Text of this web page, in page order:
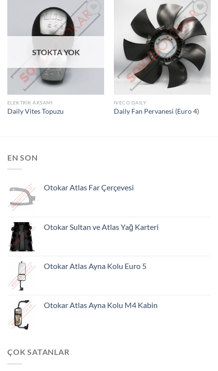
LISTEME
EKLE
STOKTA YOK
ELEKTRIK AKSAMI
Daily Vites Topuzu
İSTEK
LISTEME
EKLE
IVECO DAILY
Daily Fan Pervanesi (Euro 4)
EN SON
Otokar Atlas Far Çerçevesi
Otokar Sultan ve Atlas Yağ Karteri
Otokar Atlas Ayna Kolu Euro 5
Otokar Atlas Ayna Kolu M4 Kabin
ÇOK SATANLAR